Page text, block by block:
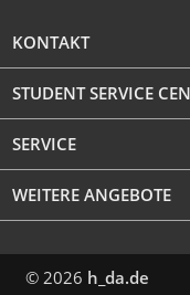
KONTAKT
STUDENT SERVICE
SERVICE
WEITERE ANGEBOTE
© 2026 h_da.de